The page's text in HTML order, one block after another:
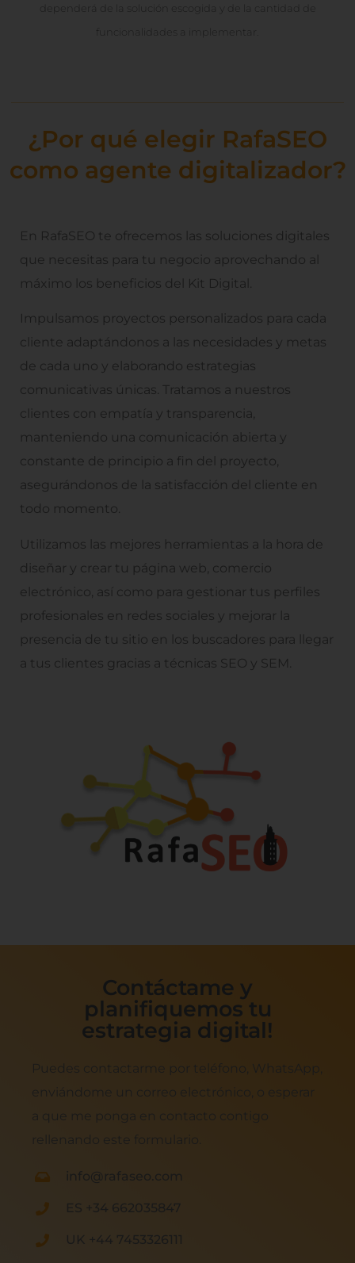
dependerá de la solución escogida y de la cantidad de
funcionalidades a implementar.
¿Por qué elegir RafaSEO
como agente digitalizador?
En RafaSEO te ofrecemos las soluciones digitales
que necesitas para tu negocio aprovechando al
máximo los beneficios del Kit Digital.
Impulsamos proyectos personalizados para cada
cliente adaptándonos a las necesidades y metas
de cada uno y elaborando estrategias
comunicativas únicas. Tratamos a nuestros
clientes con empatía y transparencia,
manteniendo una comunicación abierta y
constante de principio a fin del proyecto,
asegurándonos de la satisfacción del cliente en
todo momento.
Utilizamos las mejores herramientas a la hora de
diseñar y crear tu página web, comercio
electrónico, así como para gestionar tus perfiles
profesionales en redes sociales y mejorar la
presencia de tu sitio en los buscadores para llegar
a tus clientes gracias a técnicas SEO y SEM.
Contáctame y
planifiquemos tu
estrategia digital!
Puedes contactarme por teléfono, WhatsApp,
enviándome un correo electrónico, o esperar
a que me ponga en contacto contigo
rellenando este formulario.
info@rafaseo.com
ES +34 662035847
UK +44 7453326111